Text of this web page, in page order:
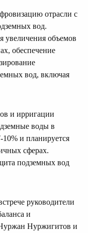
отрасли с
вод.
увеличения объемов
обеспечение
вод, включая
и ирригации
воды в
10% и планируется
сферах.
подземных вод
руководители
и
Нуржигитов и